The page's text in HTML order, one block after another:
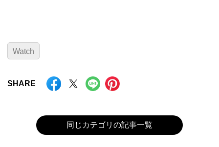
Watch
SHARE
同じカテゴリの記事一覧